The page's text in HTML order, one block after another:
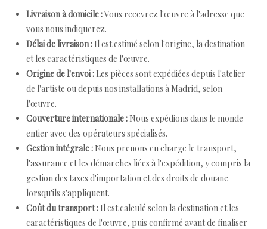
Livraison à domicile :Vous recevrez l'œuvre à l'adresse que
vous nous indiquerez.
Délai de livraison : Il est estimé selon l'origine, la destination
et les caractéristiques de l'œuvre.
Origine de l'envoi : Les pièces sont expédiées depuis l'atelier
de l'artiste ou depuis nos installations à Madrid, selon
l'œuvre.
Couverture internationale : Nous expédions dans le monde
entier avec des opérateurs spécialisés.
Gestion intégrale : Nous prenons en charge le transport,
l'assurance et les démarches liées à l'expédition, y compris la
gestion des taxes d'importation et des droits de douane
lorsqu'ils s'appliquent.
Coût du transport : Il est calculé selon la destination et les
caractéristiques de l'œuvre, puis confirmé avant de finaliser